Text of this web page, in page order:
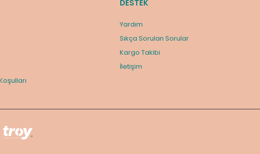
DESTEK
Yardım
Sıkça Sorulan Sorular
Kargo Takibi
İletişim